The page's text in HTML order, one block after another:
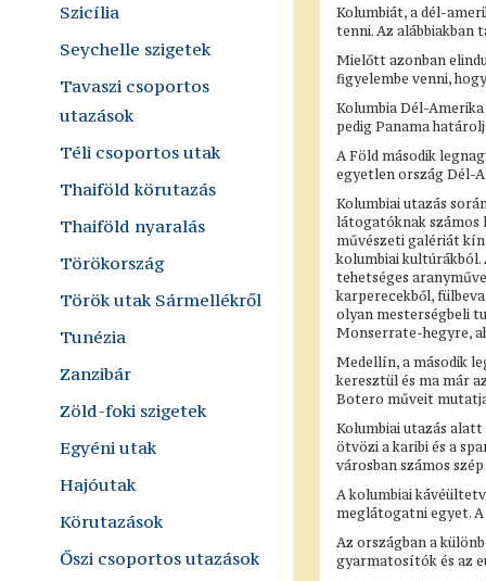
Szicília
Seychelle szigetek
Tavaszi csoportos
utazások
Téli csoportos utak
Thaiföld körutazás
Thaiföld nyaralás
Törökország
Török utak Sármellékről
Tunézia
Zanzibár
Zöld-foki szigetek
Egyéni utak
Hajóutak
Körutazások
Őszi csoportos utazások
Kolumbiát, a dél-
tenni. Az alábbiakban
Mielőtt azonban
figyelembe venni,
Kolumbia Dél-
pedig Panama
A Föld második
egyetlen ország Dél-
Kolumbiai utazás
látogatóknak számos
művészeti galériát
kolumbiai
tehetséges
karperecekből,
olyan mesterségbeli
Monserrate-hegyre,
Medellín, a második
keresztül és ma már
Botero műveit
Kolumbiai utazás
ötvözi a karibi és a
városban számos
A kolumbiai
meglátogatni egyet. A
Az országban a
gyarmatosítók és az